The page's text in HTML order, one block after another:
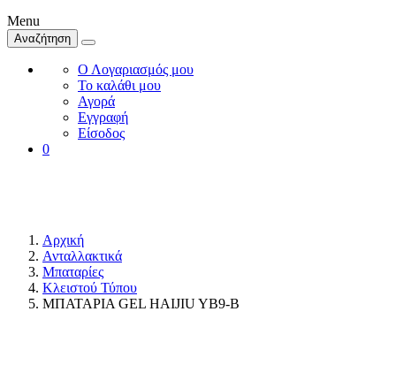
Menu
Αναζήτηση
Ο Λογαριασμός μου
Το καλάθι μου
Αγορά
Εγγραφή
Είσοδος
0
Αρχική
Ανταλλακτικά
Μπαταρίες
Κλειστού Τύπου
ΜΠΑΤΑΡΙΑ GEL HAIJIU YB9-B